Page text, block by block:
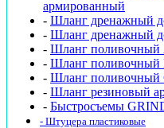
армированный
- Шланг дренажный
- Шланг дренажный
- Шланг поливочный
- Шланг поливочный
- Шланг поливочный
- Шланг резиновый
- Быстросъемы
- Штуцера пластиковые